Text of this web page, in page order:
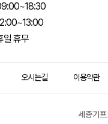
일 휴무
오시는길 이용약관
세종기